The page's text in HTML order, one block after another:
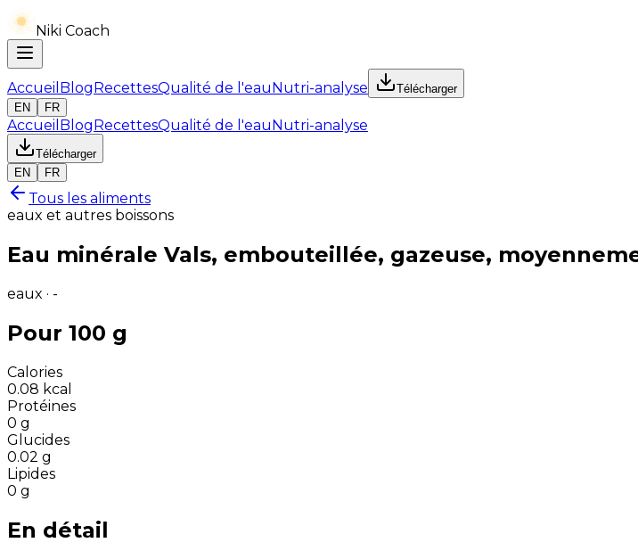
Niki Coach
Accueil BlogRecettesQualité de l'eauNutri-analyse
Télécharger
EN
FR
Accueil BlogRecettesQualité de l'eauNutri-analyse
Télécharger
EN
FR
Tous les aliments
eaux et autres boissons
Eau minérale Vals, embouteillée, gazeuse,
eaux · -
Pour 100 g
Calories
0.08 kcal
Protéines
0 g
Glucides
0.02 g
Lipides
0 g
En détail